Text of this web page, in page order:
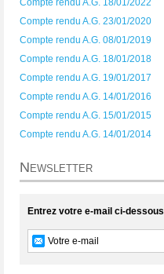
Compte rendu A.G. 18/01/2022
Compte rendu A.G. 23/01/2020
Compte rendu A.G. 08/01/2019
Compte rendu A.G. 18/01/2018
Compte rendu A.G. 19/01/2017
Compte rendu A.G. 14/01/2016
Compte rendu A.G. 15/01/2015
Compte rendu A.G. 14/01/2014
Newsletter
Entrez votre e-mail ci-dessous